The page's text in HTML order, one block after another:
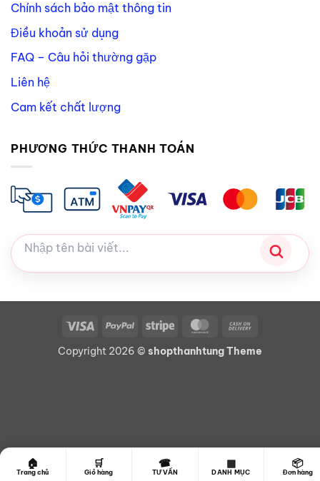
Chính sách bảo mật thông tin
Điều khoản sử dụng
FAQ – Câu hỏi thường gặp
Liên hệ
Cam kết chất lượng
PHƯƠNG THỨC THANH TOÁN
Visa PayPal Stripe MasterCard
Delivery
Copyright 2026 © shopthanhtung Theme
🏠
Trang chủ
🛒
Giỏ hàng
☎
TƯ VẤN
▦
DANH MỤC
📦
Đơn hàng